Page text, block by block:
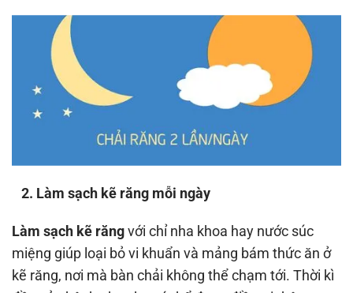
2. Làm sạch kẽ răng mỗi ngày
Làm sạch kẽ răngvới chỉ nha khoa hay nước súc
miệng giúp loại bỏ vi khuẩn và mảng bám thức ăn ở
kẽ răng, nơi mà bàn chải không thể chạm tới. Thời kì